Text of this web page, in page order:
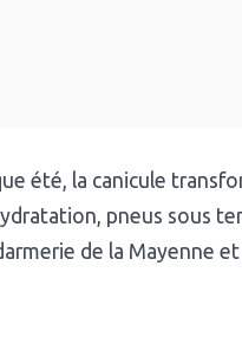
été, la canicule
pneus sous
de la Mayenne